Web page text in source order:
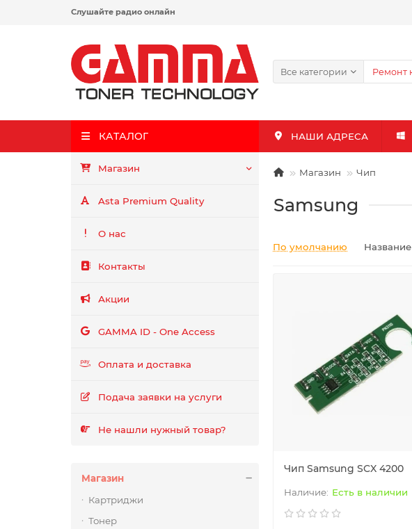
Слушайте радио онлайн
Все категории
КАТАЛОГ
Магазин
Asta Premium Quality
О нас
Контакты
Акции
GAMMA ID - One Access
Оплата и доставка
Подача заявки на услуги
Не нашли нужный товар?
НАШИ АДРЕСА
Магазин Чип
Samsung
Магазин
Картриджи
Тонер
По умолчанию Название
Чип Samsung SCX 4200
Есть в наличии